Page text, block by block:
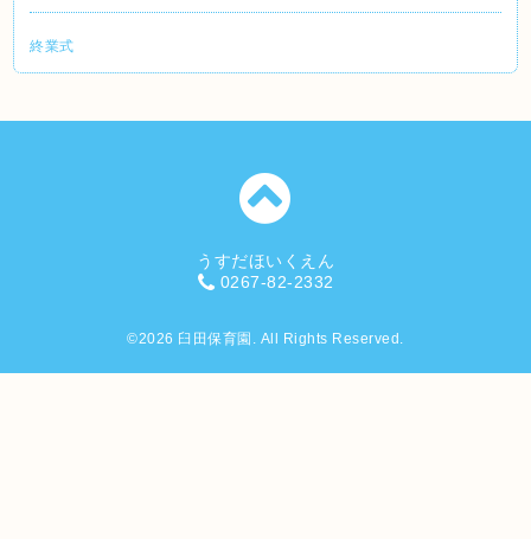
終業式
うすだほいくえん
0267-82-2332
©2026 臼田保育園 . All Rights Reserved.